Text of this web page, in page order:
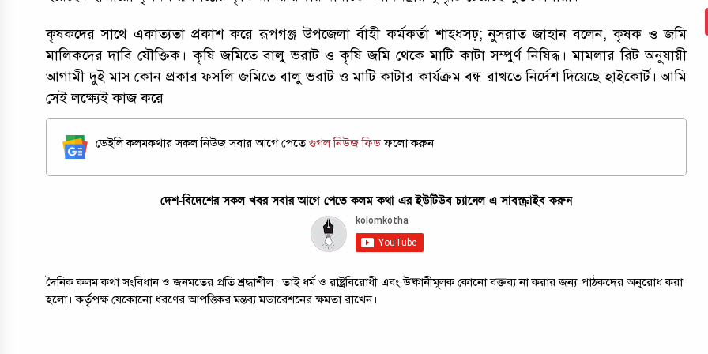
কৃষকদের সাথে একাত্যতা প্রকাশ করে রূপগঞ্জ উপজেলা র্বাহী কর্মকর্তা শাহ্ধসঢ়; নুসরাত জাহান বলেন, কৃষক ও জমি
মালিকদের দাবি যৌক্তিক। কৃষি জমিতে বালু ভরাট ও কৃষি জমি থেকে মাটি কাটা সম্পুর্ণ নিষিদ্ধ। মামলার রিট অনুযায়ী
আগামী দুই মাস কোন প্রকার ফসলি জমিতে বালু ভরাট ও মাটি কাটার কার্যক্রম বন্ধ রাখতে নির্দেশ দিয়েছে হাইকোর্ট। আমি
সেই লক্ষ্যেই কাজ করে
ডেইলি কলমকথার সকল নিউজ সবার আগে পেতেগুগল নিউজ ফিডফলো করুন
দেশ-বিদেশের সকল খবর সবার আগে পেতে কলম কথা এর ইউটিউব চ্যানেল এ সাবস্ক্রাইব করুন
দৈনিক কলম কথা সংবিধান ও জনমতের প্রতি শ্রদ্ধাশীল। তাই ধর্ম ও রাষ্ট্রবিরোধী এবং উষ্কানীমূলক কোনো বক্তব্য না করার জন্য পাঠকদের অনুরোধ করা
হলো। কর্তৃপক্ষ যেকোনো ধরণের আপত্তিকর মন্তব্য মডারেশনের ক্ষমতা রাখেন।